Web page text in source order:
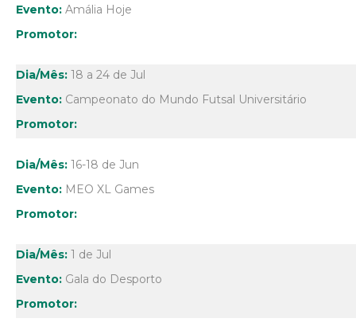
Amália Hoje
18 a 24 de Jul
Campeonato do Mundo Futsal Universitário
16-18 de Jun
MEO XL Games
1 de Jul
Gala do Desporto